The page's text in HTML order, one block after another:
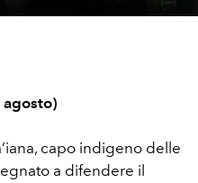
agosto)
capo indigeno delle
a difendere il